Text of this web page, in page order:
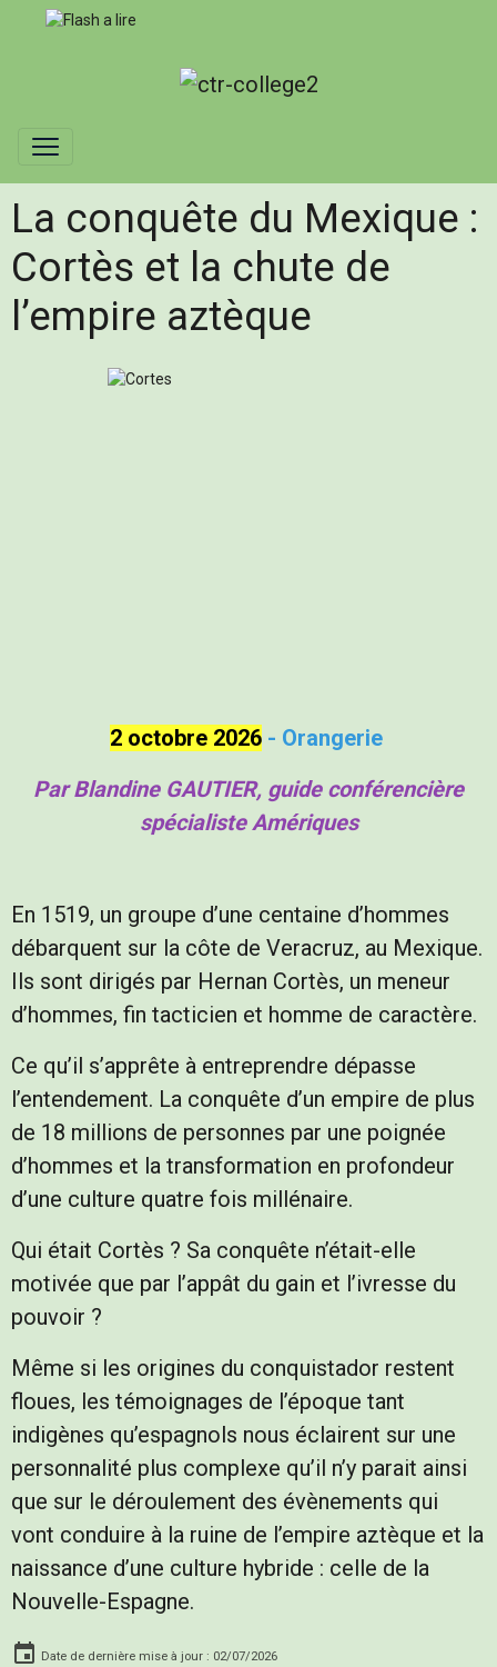
La conquête du Mexique :
Cortès et la chute de
l’empire aztèque
2 octobre 2026 - Orangerie
Par Blandine GAUTIER, guide conférencière
spécialiste Amériques
En 1519, un groupe d’une centaine d’hommes
débarquent sur la côte de Veracruz, au Mexique.
Ils sont dirigés par Hernan Cortès, un meneur
d’hommes, fin tacticien et homme de caractère.
Ce qu’il s’apprête à entreprendre dépasse
l’entendement. La conquête d’un empire de plus
de 18 millions de personnes par une poignée
d’hommes et la transformation en profondeur
d’une culture quatre fois millénaire.
Qui était Cortès ? Sa conquête n’était-elle
motivée que par l’appât du gain et l’ivresse du
pouvoir ?
Même si les origines du conquistador restent
floues, les témoignages de l’époque tant
indigènes qu’espagnols nous éclairent sur une
personnalité plus complexe qu’il n’y parait ainsi
que sur le déroulement des évènements qui
vont conduire à la ruine de l’empire aztèque et la
naissance d’une culture hybride : celle de la
Nouvelle-Espagne.
Date de dernière mise à jour : 02/07/2026